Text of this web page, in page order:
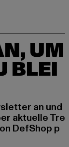
UM
BLEI
an und
aktuelle Tre
DefShop p